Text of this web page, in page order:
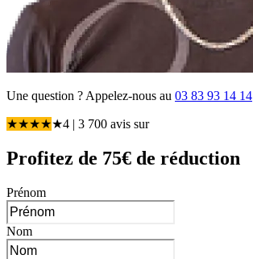
Une question ? Appelez-nous au 03 83 93 14 14
★★★★★4 | 3 700 avis sur
Profitez de 75€ de réduction
Prénom
Nom